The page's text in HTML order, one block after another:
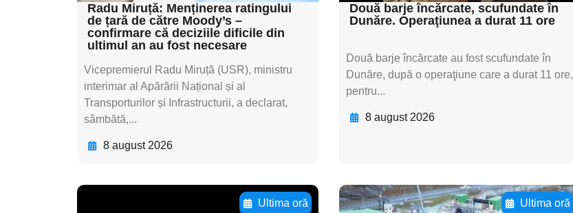
Radu Miruță: Menținerea ratingului
de țară de către Moody’s –
confirmare că deciziile dificile din
ultimul an au fost necesare
Vicepremierul Radu Miruță (USR), ministru
interimar al Apărării Național și al
Transporturilor și Infrastructurii, a declarat,
sâmbătă,...
8 august 2026
Două barje încărcate, scufundate în
Dunăre. Operaţiunea a durat 11 ore
Două barje încărcate au fost scufundate în
Dunăre, după o operaţiune care a durat 11 ore,
pentru...
8 august 2026
Ultima oră Ultima oră